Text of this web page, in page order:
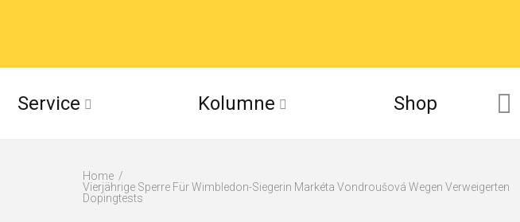
Service Kolumne Shop
Home
Vierjährige Sperre Für Wimbledon-Siegerin Markéta Vondroušová Wegen Verweigerten
Dopingtests